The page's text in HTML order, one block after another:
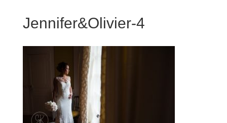
Jennifer&Olivier-4